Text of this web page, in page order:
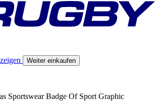
Weiter einkaufen
Sportswear Badge Of Sport Graphic